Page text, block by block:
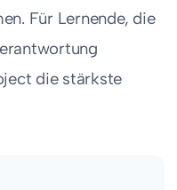
Für Lernende, die
die stärkste